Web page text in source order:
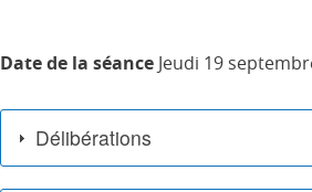
Date de la séance Jeudi 19
Délibérations